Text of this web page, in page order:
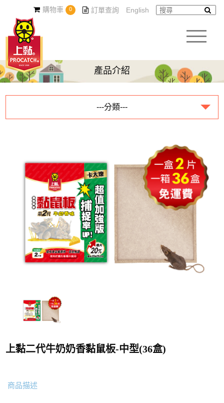
購物車 0 訂單查詢 English
產品介紹
---分類---
環境用藥系列
園藝系列
上黏二代牛奶奶香黏鼠板-中型(36盒)
商品描述